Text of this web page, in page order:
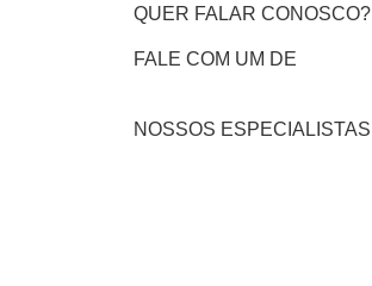
QUER FALAR CONOSCO?
FALE COM UM DE
NOSSOS ESPECIALISTAS